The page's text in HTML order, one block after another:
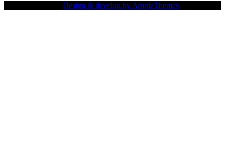
Design & develop by AmpleThemes